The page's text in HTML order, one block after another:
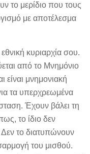
το μερίδιο που τους
με αποτέλεσμα
κυριαρχία σου.
από το Μνημόνιο
είναι μνημονιακή
τα υπερχρεωμένα
Έχουν βάλει τη
το ίδιο δεν
Δεν το διατυπώνουν
του μισθού.